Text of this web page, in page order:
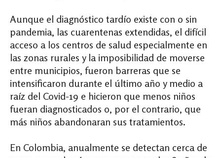
Aunque el diagnóstico tardío existe con o sin
pandemia, las cuarentenas extendidas, el difícil
acceso a los centros de salud especialmente en
las zonas rurales y la imposibilidad de moverse
entre municipios, fueron barreras que se
intensificaron durante el último año y medio a
raíz del Covid-19 e hicieron que menos niños
fueran diagnosticados o, por el contrario, que
más niños abandonaran sus tratamientos.
En Colombia, anualmente se detectan cerca de